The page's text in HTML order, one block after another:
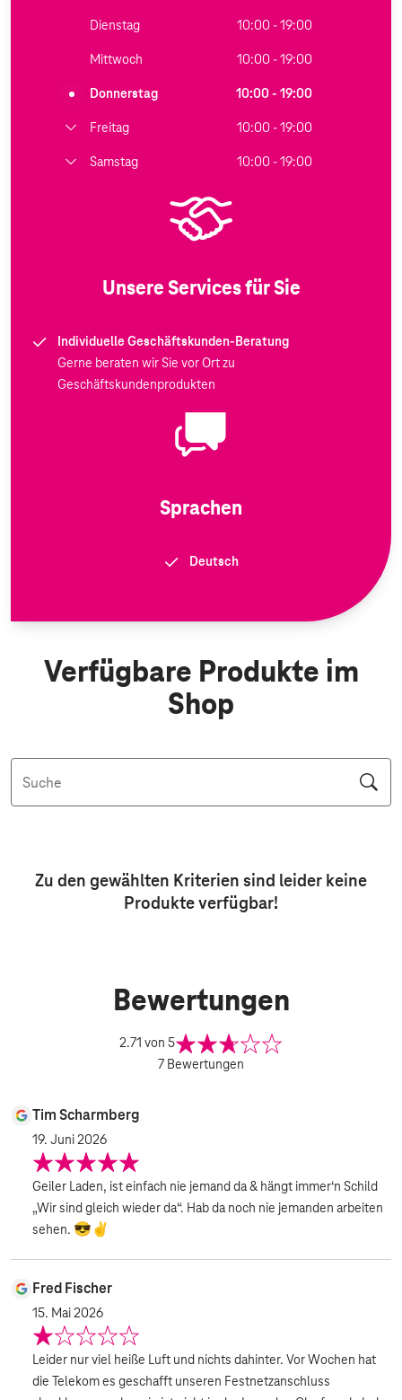
Dienstag 10:00 - 19:00
Mittwoch 10:00 - 19:00
Donnerstag 10:00 - 19:00
Freitag 10:00 - 19:00
Samstag 10:00 - 19:00
Unsere Services für Sie
Individuelle Geschäftskunden-Beratung
Gerne beraten wir Sie vor Ort zu
Geschäftskundenprodukten
Sprachen
Deutsch
Verfügbare Produkte im
Shop
Suche
Zu den gewählten Kriterien sind leider keine
Produkteverfügbar!
Bewertungen
2.71 von 5
7 Bewertungen
Tim Scharmberg
19. Juni 2026
Geiler Laden, ist einfach nie jemand da & hängt immer‘n Schild
„Wir sind gleich wieder da“. Hab da noch nie jemanden arbeiten
sehen. 😎✌️
Fred Fischer
15. Mai 2026
Leider nur viel heiße Luft und nichts dahinter. Vor Wochen hat
die Telekom es geschafft unseren Festnetzanschluss